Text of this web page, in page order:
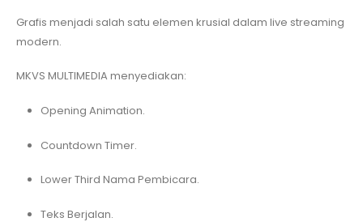
Grafis menjadi salah satu elemen krusial dalam live streaming
modern.
MKVS MULTIMEDIA menyediakan:
Opening Animation.
Countdown Timer.
Lower Third Nama Pembicara.
Teks Berjalan.